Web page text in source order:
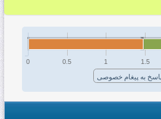
به پیغام خصوصی
0 0.5 1 1.5